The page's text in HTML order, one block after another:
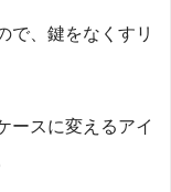
で、鍵をなくすリ
ースに変えるアイ